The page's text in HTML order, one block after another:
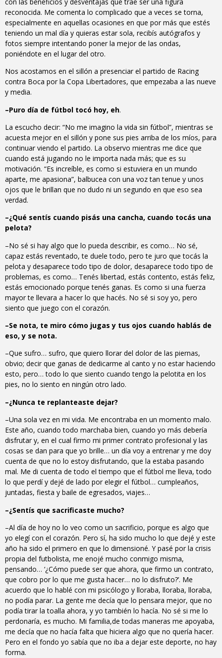
reconocida. Me comenta lo complicado que a veces se torna,
especialmente en aquellas ocasiones en que por más que estés
teniendo un mal día y quieras estar sola, recibís autógrafos y
fotos siempre intentando poner la mejor de las ondas,
poniéndote en el lugar del otro.
Nos acostamos en el sillón a presenciar el partido de Racing
contra Boca por la Copa Libertadores, que empezaba a las nueve
y media.
–Puro día de fútbol tocó hoy, eh.
La escucho decir: “No me imagino la vida sin fútbol”, mientras se
acuesta mejor en el sillón y pone sus pies arriba de los míos, para
continuar viendo el partido. La observo mientras me dice que
cuando está jugando no le importa nada más; que es su
motivación. “Es increíble, es como si estuviera en un mundo
aparte, me apasiona”, balbucea con una voz tan tenue y unos
ojos que le brillan que no dudo ni un segundo en que eso sea
verdad.
–¿Qué sentís cuando pisás una cancha, cuando tocás una
pelota?
–No sé si hay algo que lo pueda describir, es como… No sé,
capaz estás reventado, te duele todo, pero te juro que tocás la
pelota y desaparece todo tipo de dolor, desaparece todo tipo de
problemas, es como… Tenés libertad, estás contento, estás feliz,
estás emocionado porque tenés ganas. Es como si una fuerza
mayor te llevara a hacer lo que hacés. No sé si soy yo, pero
siento que juego con el corazón.
–Se nota, te miro cómo jugas y tus ojos cuando hablás de
eso, y se nota.
–Que sufro… sufro, que quiero llorar del dolor de las piernas,
obvio; decir que ganas de dedicarme al canto y no estar haciendo
esto, pero… todo lo que siento cuando tengo la pelotita en los
pies, no lo siento en ningún otro lado.
–¿Nunca te replanteaste dejar?
–Una sola vez en mi vida. Me encontraba en un momento malo.
Este año, cuando todo marchaba bien, cuando yo más debería
disfrutar y, en el cual firmo mi primer contrato profesional y las
cosas se dan para que yo brille… un día voy a entrenar y me doy
cuenta de que no lo estoy disfrutando, que la estaba pasando
mal. Me di cuenta de todo el tiempo que el fútbol me lleva, todo
lo que perdí y dejé de lado por elegir el fútbol… cumpleaños,
juntadas, fiesta y baile de egresados, viajes…
–¿Sentís que sacrificaste mucho?
–Al día de hoy no lo veo como un sacrificio, porque es algo que
yo elegí con el corazón. Pero sí, ha sido mucho lo que dejé y este
año ha sido el primero en que lo dimensioné. Y pasé por la crisis
propia del futbolista, me enojé mucho conmigo misma,
pensando… ‘¿Cómo puede ser que ahora, que firmo un contrato,
que cobro por lo que me gusta hacer… no lo disfruto?’. Me
acuerdo que lo hablé con mi psicólogo y lloraba, lloraba, lloraba,
no podía parar. La gente me decía que lo pensara mejor, que no
podía tirar la toalla ahora, y yo también lo hacía. No sé si me lo
perdonaría, es mucho. Mi familia,de todas maneras me apoyaba,
me decía que no hacía falta que hiciera algo que no quería hacer.
Pero en el fondo yo sabía que no iba a dejar este deporte, no hay
forma.